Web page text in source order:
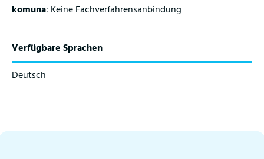
komuna: Keine Fachverfahrensanbindung
Verfügbare Sprachen
Deutsch